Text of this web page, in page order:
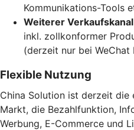
Kommunikations-Tools
Weiterer Verkaufskanal
inkl. zollkonformer
(derzeit nur bei WeChat
Flexible Nutzung
China Solution ist derzeit die
Markt, die Bezahlfunktion,
Werbung, E-Commerce und